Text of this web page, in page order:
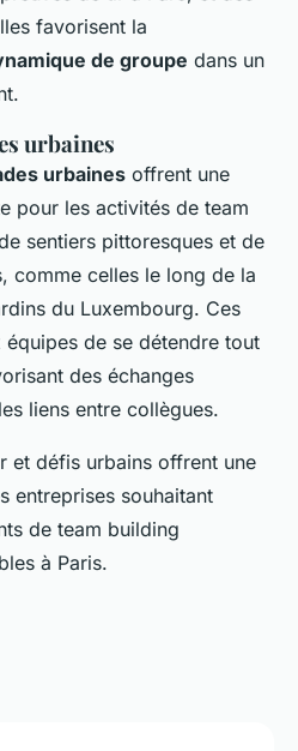
favorisent la
de groupe dans un
urbaines
urbaines offrent une
pour les activités de team
sentiers pittoresques et de
comme celles le long de la
du Luxembourg. Ces
de se détendre tout
des échanges
liens entre collègues.
et défis urbains offrent une
entreprises souhaitant
de team building
à Paris.